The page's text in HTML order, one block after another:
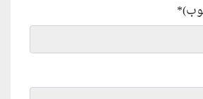
*